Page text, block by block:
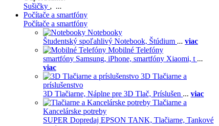
Sušičky , ...
Počítače a smartfóny
Počítače a smartfóny
Notebooky
Študentský spoľahlivý Notebook, Štúdium ... viac
Mobilné Telefóny
smartfóny Samsung, iPhone, smartfóny Xiaomi, t ...
viac
3D Tlačiarne a
príslušenstvo
3D Tlačiarne, Náplne pre 3D Tlač, Príslušen ... viac
Tlačiarne a
Kancelárske potreby
SUPER Dopredaj EPSON TANK, Tlačiarne, Tankové